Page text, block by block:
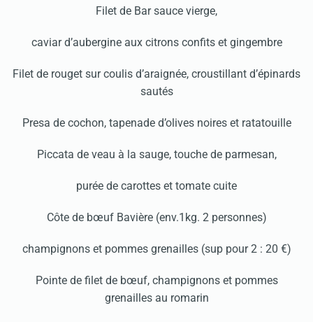
Filet de Bar sauce vierge,
caviar d’aubergine aux citrons confits et gingembre
Filet de rouget sur coulis d’araignée, croustillant d’épinards
sautés
Presa de cochon, tapenade d’olives noires et ratatouille
Piccata de veau à la sauge, touche de parmesan,
purée de carottes et tomate cuite
Côte de bœuf Bavière (env.1kg. 2 personnes)
champignons et pommes grenailles (sup pour 2 : 20 €)
Pointe de filet de bœuf, champignons et pommes
grenailles au romarin